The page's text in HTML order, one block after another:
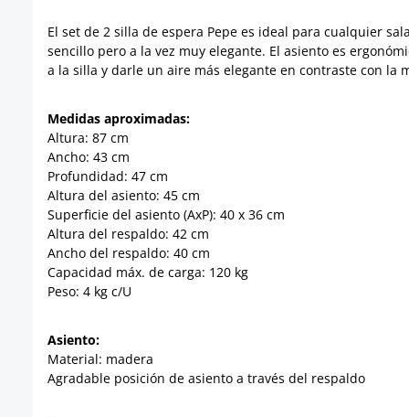
El set de 2 silla de espera Pepe es ideal para cualquier
sencillo pero a la vez muy elegante. El asiento es
a la silla y darle un aire más elegante en contraste con la
Medidas aproximadas:
Altura: 87 cm
Ancho: 43 cm
Profundidad: 47 cm
Altura del asiento: 45 cm
Superficie del asiento (AxP): 40 x 36 cm
Altura del respaldo: 42 cm
Ancho del respaldo: 40 cm
Capacidad máx. de carga: 120 kg
Peso: 4 kg c/U
Asiento:
Material: madera
Agradable posición de asiento a través del respaldo